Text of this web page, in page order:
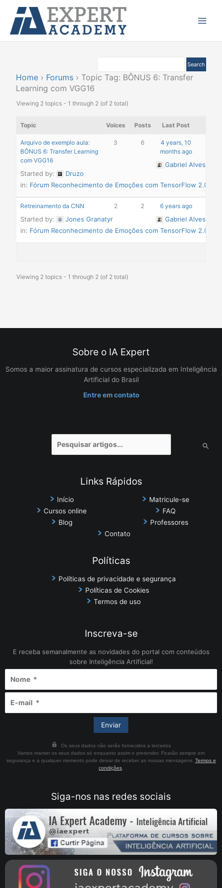
conteúdo
Menu
Home › Forums › Topic Tag: BÔNUS 6: Transfer
Learning com VGG16
Viewing 2 topics - 1 through 2 (of 2 total)
Topic Voices Posts Last Post
Arquivo de exemplo aula:
BÔNUS 6: Transfer Learning
com VGG16
Started by:
Druzo
in: Fórum Reconhecimento de Emoções com TensorFlow 2.0 e
3 6
4 years, 10
months ago
Gabriel Alves
Retreinamento da CNN
Started by:
Jones Granatyr
in: Fórum Reconhecimento de Emoções com TensorFlow 2.0 e
2 2 6 years ago
Gabriel Alves
Viewing 2 topics - 1 through 2 (of 2 total)
Sobre o IA Expert
Somos a maior assinatura de cursos especializada em Inteligência
Artificial do Brasil
Entre em contato
por:
Links Rápidos
Início
Matricule-se
Cursos online
FAQ
Blog
Professores
Contato
Políticas
Políticas de privacidade e segurança
Políticas de Cookies
Termos de uso
Inscreva-se
E receba semanalmente as novidades do portal com conteúdos
sobre Inteligência Artificial!
Os seus dados não serão fornecidos a terceiros
Vamos manter os seus dados só enquanto assim o pretender. Ficarão sempre em
segurança e a qualquer momento pode deixar de receber as nossas mensagens. Termos e
condições
Siga-nos nas redes sociais